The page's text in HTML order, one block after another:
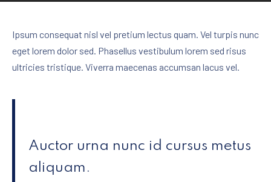
Ipsum consequat nisl vel pretium lectus quam. Vel turpis nunc
eget lorem dolor sed. Phasellus vestibulum lorem sed risus
ultricies tristique. Viverra maecenas accumsan lacus vel.
Auctor urna nunc id cursus metus
aliquam.